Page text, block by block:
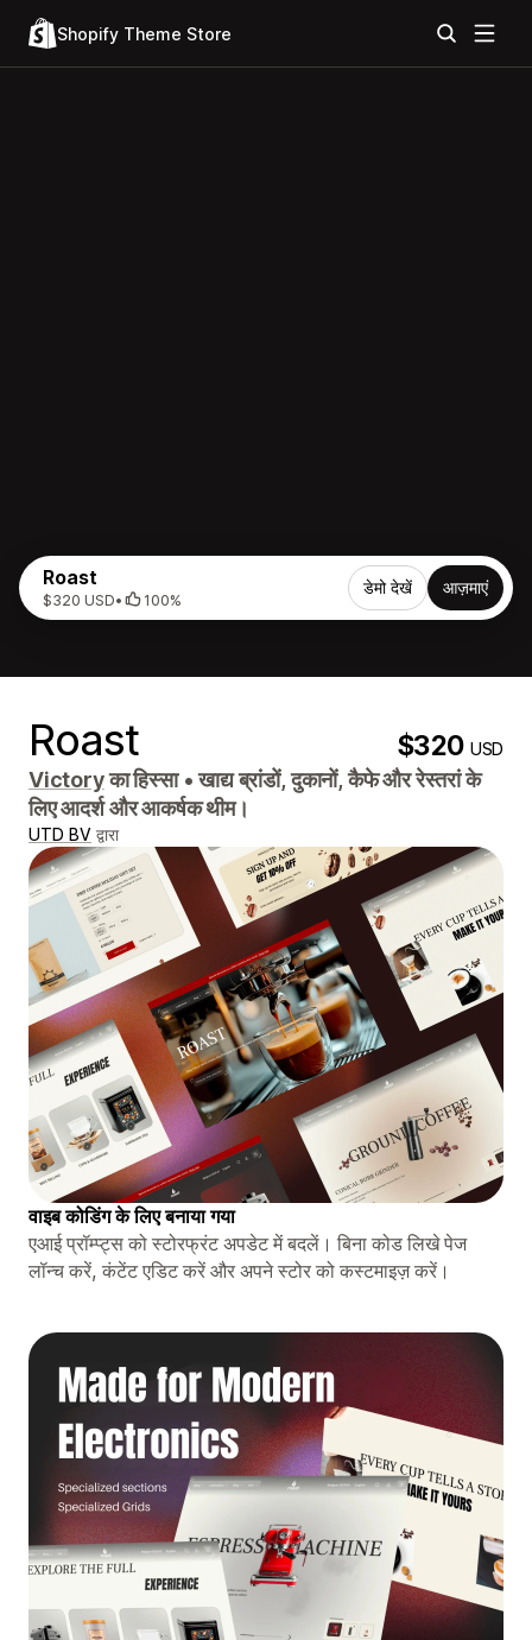
Shopify Theme Store
Roast
$320 USD• 100%
डेमो देखें आज़माएं
Roast $320USD
Victoryका हिस्सा •खाद्य ब्रांडों, दुकानों, कैफे और रेस्तरां के
लिए आदर्श और आकर्षक थीम।
UTD BV द्वारा
वाइब कोडिंग के लिए बनाया गया
एआई प्रॉम्प्ट्स को स्टोरफ्रंट अपडेट में बदलें। बिना कोड लिखे पेज
लॉन्च करें, कंटेंट एडिट करें और अपने स्टोर को कस्टमाइज़ करें।